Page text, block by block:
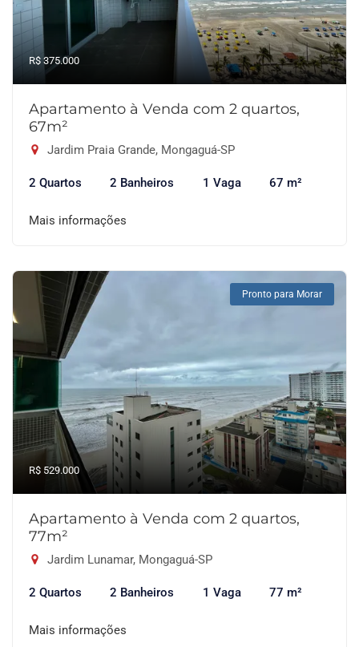
R$ 375.000
Apartamento à Venda com 2 quartos,
67m²
Jardim Praia Grande, Mongaguá-SP
2 Quartos 2 Banheiros 1 Vaga 67 m²
Mais informações
Pronto para Morar
R$ 529.000
Apartamento à Venda com 2 quartos,
77m²
Jardim Lunamar, Mongaguá-SP
2 Quartos 2 Banheiros 1 Vaga 77 m²
Mais informações